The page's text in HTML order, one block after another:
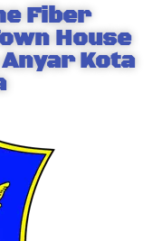
Fiber
House
Kota